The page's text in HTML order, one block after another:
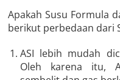
Apakah Susu Formula
berikut perbedaan dari
ASI lebih mudah
Oleh karena itu,